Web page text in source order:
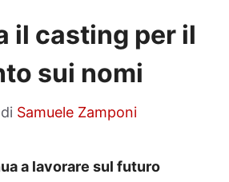
il casting per il
sui nomi
di Samuele Zamponi
a lavorare sul futuro